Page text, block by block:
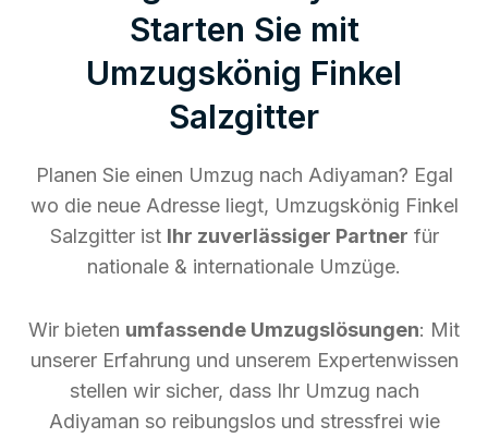
Starten Sie mit
Umzugskönig Finkel
Salzgitter
Planen Sie einen Umzug nach Adiyaman? Egal
wo die neue Adresse liegt, Umzugskönig Finkel
Salzgitter ist Ihr zuverlässiger Partner für
nationale & internationale Umzüge.
Wir bieten umfassende Umzugslösungen: Mit
unserer Erfahrung und unserem Expertenwissen
stellen wir sicher, dass Ihr Umzug nach
Adiyaman so reibungslos und stressfrei wie